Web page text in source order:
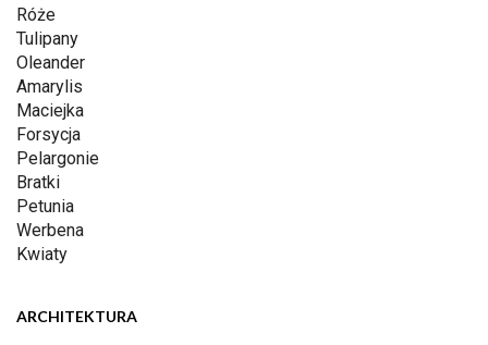
Róże
Tulipany
Oleander
Amarylis
Maciejka
Forsycja
Pelargonie
Bratki
Petunia
Werbena
Kwiaty
ARCHITEKTURA